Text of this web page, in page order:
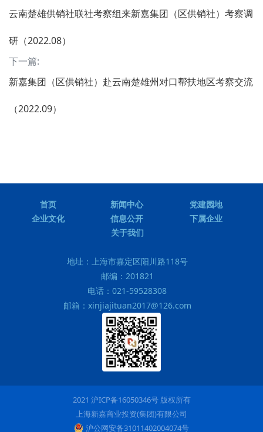
云南楚雄供销社联社考察组来新嘉集团（区供销社）考察调
研（2022.08）
下一篇:
新嘉集团（区供销社）赴云南楚雄州对口帮扶地区考察交流
（2022.09）
首页 新闻中心
党建园地
企业文化
信息公开
下属企业
关于我们
地址：
上海市嘉定区阳川路118号
邮编： 201821
电话： 021-59528308
邮箱： xinjiajituan2017@126.com
2021 沪ICP备16050346号 版权所有
上海新嘉商业投资(集团)有限公司
沪公网安备31011402004074号